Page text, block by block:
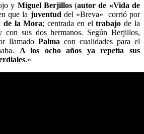
y Miguel Berjillos(autor de «Vida de
que la juventud del «Breva» corrió por
de la Mora; centrada en eltrabajo de la
con sus dos hermanos. Según Berjillos,
llamado Palma con cualidades para el
A los ocho años ya repetía sus
.»